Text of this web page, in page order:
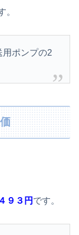
。
用ポンプの2
９３円です。